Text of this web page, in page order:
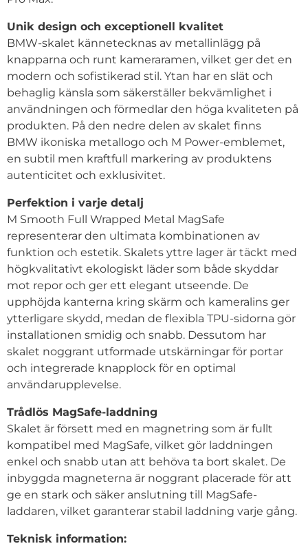
Unik design och exceptionell kvalitet
BMW-skalet kännetecknas av metallinlägg på
knapparna och runt kameraramen, vilket ger det en
modern och sofistikerad stil. Ytan har en slät och
behaglig känsla som säkerställer bekvämlighet i
användningen och förmedlar den höga kvaliteten på
produkten. På den nedre delen av skalet finns
BMW ikoniska metallogo och M Power-emblemet,
en subtil men kraftfull markering av produktens
autenticitet och exklusivitet.
Perfektion i varje detalj
M Smooth Full Wrapped Metal MagSafe
representerar den ultimata kombinationen av
funktion och estetik. Skalets yttre lager är täckt med
högkvalitativt ekologiskt läder som både skyddar
mot repor och ger ett elegant utseende. De
upphöjda kanterna kring skärm och kameralins ger
ytterligare skydd, medan de flexibla TPU-sidorna gör
installationen smidig och snabb. Dessutom har
skalet noggrant utformade utskärningar för portar
och integrerade knapplock för en optimal
användarupplevelse.
Trådlös MagSafe-laddning
Skalet är försett med en magnetring som är fullt
kompatibel med MagSafe, vilket gör laddningen
enkel och snabb utan att behöva ta bort skalet. De
inbyggda magneterna är noggrant placerade för att
ge en stark och säker anslutning till MagSafe-
laddaren, vilket garanterar stabil laddning varje gång.
Teknisk information: